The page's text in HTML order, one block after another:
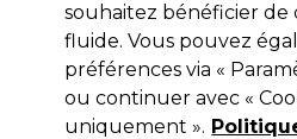
Cheveux
Faites le plein de soins
cheveux épais plus faciles
souhaitez bénéficier de
fluide. Vous pouvez
préférences via «
ou continuer avec «
uniquement ».